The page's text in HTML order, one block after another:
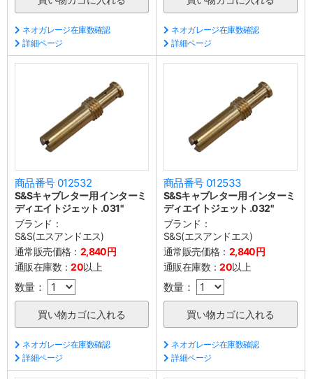
ネオガレージ在庫数確認
詳細ページ
ネオガレージ在庫数確認
詳細ページ
商品番号 012532
S&Sキャブレター用 インターミ
ディエイトジェット .031"
ブランド：
S&S(エスアンドエス)
通常販売価格： 2,840円
通販在庫数：20以上
数量：
ネオガレージ在庫数確認
詳細ページ
商品番号 012533
S&Sキャブレター用 インターミ
ディエイトジェット .032"
ブランド：
S&S(エスアンドエス)
通常販売価格： 2,840円
通販在庫数：20以上
数量：
ネオガレージ在庫数確認
詳細ページ